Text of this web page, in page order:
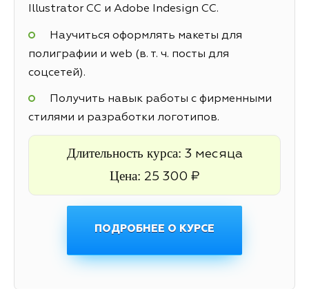
Illustrator CC и Adobe Indesign CC.
Научиться оформлять макеты для
полиграфии и web (в. т. ч. посты для
соцсетей).
Получить навык работы с фирменными
стилями и разработки логотипов.
Длительность курса: 3 месяца
Цена: 25 300 ₽
ПОДРОБНЕЕ О КУРСЕ